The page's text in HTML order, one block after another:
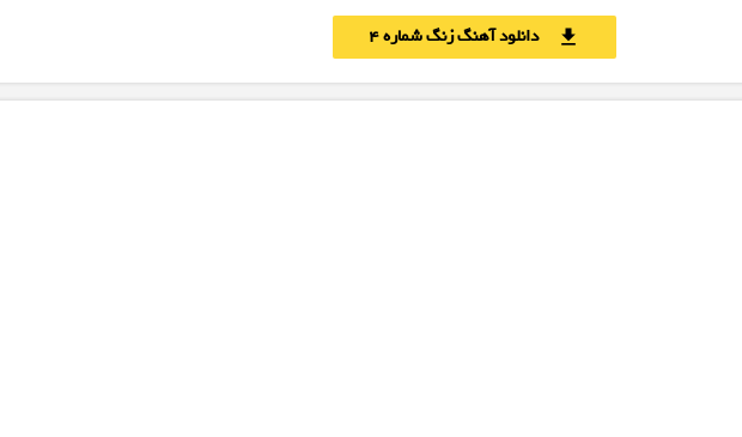
download دانلود آهنگ زنگ شماره 4